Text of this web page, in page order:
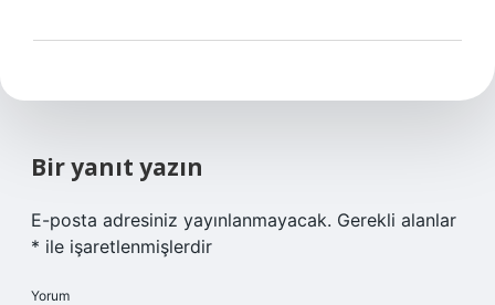
Bir yanıt yazın
E-posta adresiniz yayınlanmayacak. Gerekli alanlar
* ile işaretlenmişlerdir
Yorum